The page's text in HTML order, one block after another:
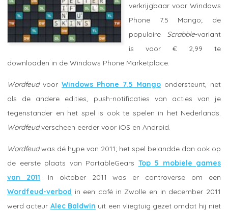
verkrijgbaar voor Windows
Phone 7.5 Mango; de
populaire Scrabble-variant
is voor € 2,99 te
downloaden in de Windows Phone Marketplace.
Wordfeudvoor Windows Phone 7.5 Mango ondersteunt, net
als de andere edities, push-notificaties van acties van je
tegenstander en het spel is ook te spelen in het Nederlands.
Wordfeudverscheen eerder voor iOS en Android.
Wordfeudwas dé hype van 2011; het spel belandde dan ook op
de eerste plaats van PortableGears Top 5 mobiele games
van 2011 . In oktober 2011 was er controverse om een
Wordfeud-verbod in een café in Zwolle en in december 2011
werd acteur Alec Baldwin uit een vliegtuig gezet omdat hij niet